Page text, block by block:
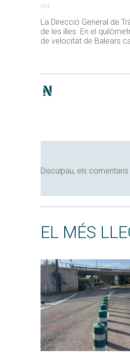
224
La Direcció General de
de les illes. En el
de velocitat de Balears
Disculpau, els
EL MÉS